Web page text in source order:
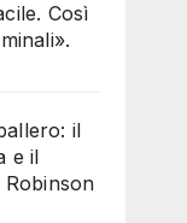
Così
il
e il
Robinson